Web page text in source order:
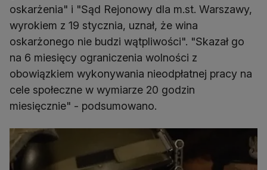
oskarżenia" i "Sąd Rejonowy dla m.st. Warszawy,
wyrokiem z 19 stycznia, uznał, że wina
oskarżonego nie budzi wątpliwości". "Skazał go
na 6 miesięcy ograniczenia wolności z
obowiązkiem wykonywania nieodpłatnej pracy na
cele społeczne w wymiarze 20 godzin
miesięcznie" - podsumowano.